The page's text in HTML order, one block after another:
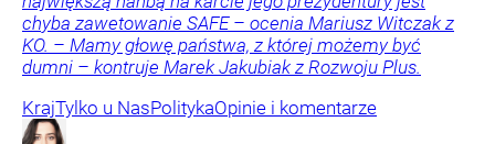
chyba zawetowanie SAFE – ocenia Mariusz Witczak z
KO. – Mamy głowę państwa, z której możemy być
dumni – kontruje Marek Jakubiak z Rozwoju Plus.
KrajTylko u NasPolitykaOpinie i komentarze